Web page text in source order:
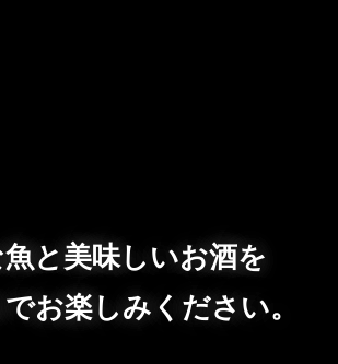
と美味しいお酒を
お楽しみください。